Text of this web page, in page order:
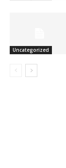
Uncategorized